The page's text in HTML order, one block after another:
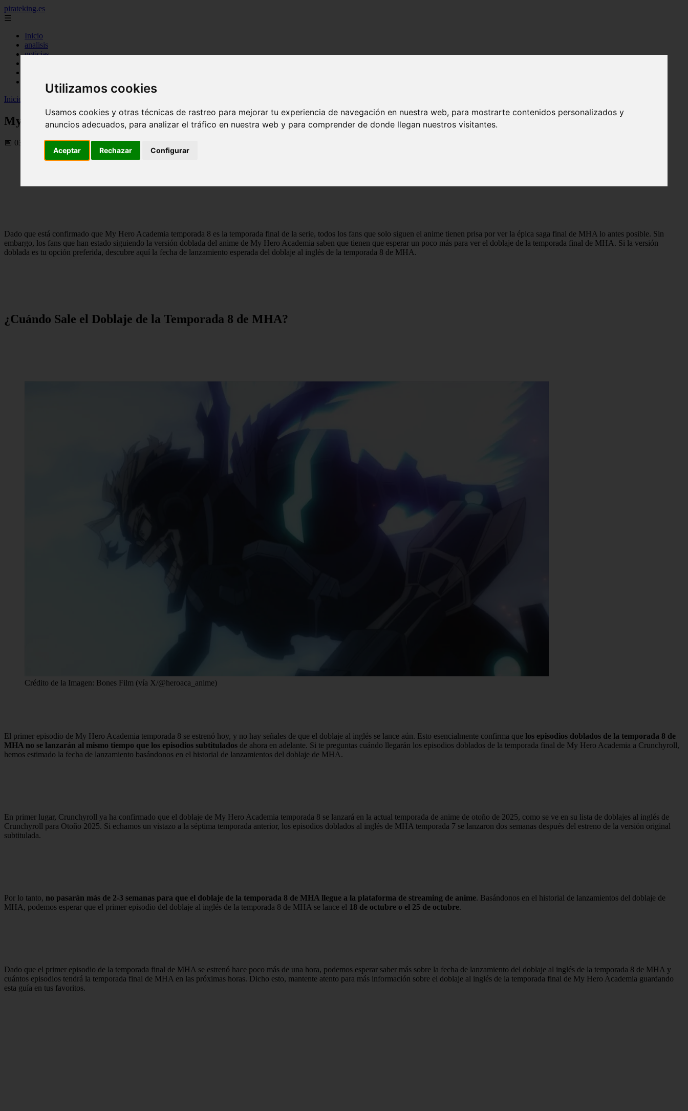
Utilizamos cookies
Usamos cookies y otras técnicas de rastreo para mejorar tu experiencia de navegación en nuestra web, para mostrarte contenidos personalizados y
anuncios adecuados, para analizar el tráfico en nuestra web y para comprender de donde llegan nuestros visitantes.
Aceptar Rechazar Configurar
pirateking.es
☰
Inicio
analisis
noticias
Inicio
My Hero Academia Temporada 8 Doblaje en Español: Fecha y Hora de Lanzamiento
📅 03/11/2025
Dado que está confirmado que My Hero Academia temporada 8 es la temporada final de la serie, todos los fans que solo siguen el anime tienen prisa por ver la épica saga final de MHA lo antes posible. Sin
embargo, los fans que han estado siguiendo la versión doblada del anime de My Hero Academia saben que tienen que esperar un poco más para ver el doblaje de la temporada final de MHA. Si la versión
doblada es tu opción preferida, descubre aquí la fecha de lanzamiento esperada del doblaje al inglés de la temporada 8 de MHA.
¿Cuándo Sale el Doblaje de la Temporada 8 de MHA?
Crédito de la Imagen: Bones Film (vía X/@heroaca_anime)
El primer episodio de My Hero Academia temporada 8 se estrenó hoy, y no hay señales de que el doblaje al inglés se lance aún. Esto esencialmente confirma que los episodios doblados de la temporada 8 de
MHA no se lanzarán al mismo tiempo que los episodios subtitulados de ahora en adelante. Si te preguntas cuándo llegarán los episodios doblados de la temporada final de My Hero Academia a Crunchyroll,
hemos estimado la fecha de lanzamiento basándonos en el historial de lanzamientos del doblaje de MHA.
En primer lugar, Crunchyroll ya ha confirmado que el doblaje de My Hero Academia temporada 8 se lanzará en la actual temporada de anime de otoño de 2025, como se ve en su lista de doblajes al inglés de
Crunchyroll para Otoño 2025. Si echamos un vistazo a la séptima temporada anterior, los episodios doblados al inglés de MHA temporada 7 se lanzaron dos semanas después del estreno de la versión original
subtitulada.
Por lo tanto, no pasarán más de 2-3 semanas para que el doblaje de la temporada 8 de MHA llegue a la plataforma de streaming de anime. Basándonos en el historial de lanzamientos del doblaje de
MHA, podemos esperar que el primer episodio del doblaje al inglés de la temporada 8 de MHA se lance el 18 de octubre o el 25 de octubre.
Dado que el primer episodio de la temporada final de MHA se estrenó hace poco más de una hora, podemos esperar saber más sobre la fecha de lanzamiento del doblaje al inglés de la temporada 8 de MHA y
cuántos episodios tendrá la temporada final de MHA en las próximas horas. Dicho esto, mantente atento para más información sobre el doblaje al inglés de la temporada final de My Hero Academia guardando
esta guía en tus favoritos.